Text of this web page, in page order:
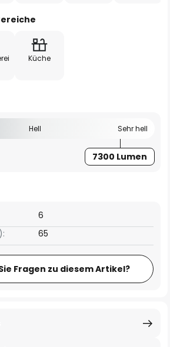
Küche
Hell Sehr hell
7300 Lumen
6
65
Fragen zu diesem Artikel?